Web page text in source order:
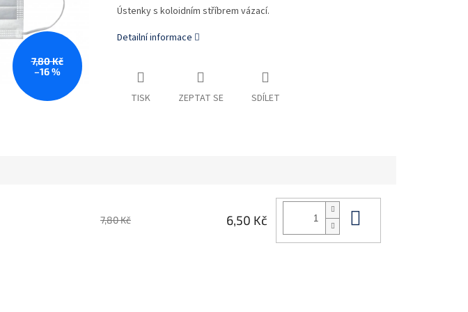
7,80 Kč
–16 %
Ústenky s koloidním stříbrem vázací.
Detailní informace
TISK ZEPTAT SE SDÍLET
7,80 Kč 6,50 Kč